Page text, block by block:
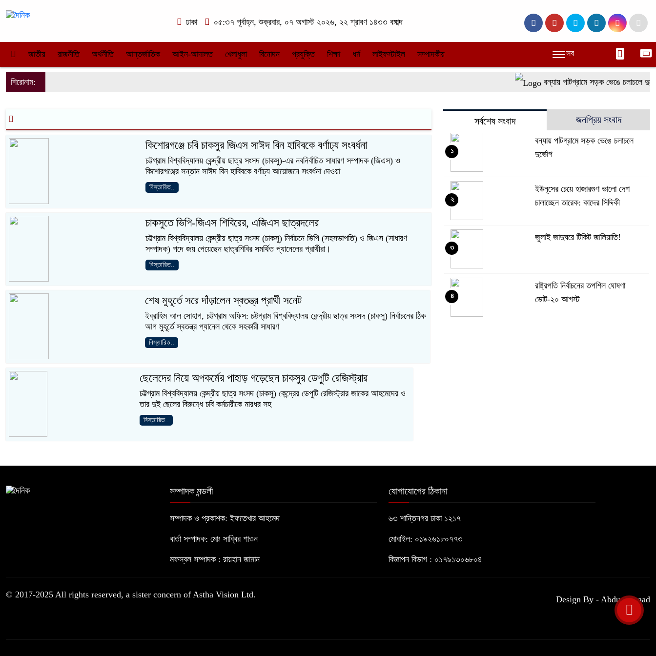
ঢাকা ০৫:৩৭ পূর্বাহ্ন, শুক্রবার, ০৭ অগাস্ট ২০২৬, ২২ শ্রাবণ ১৪৩৩ বঙ্গাব্দ
জাতীয় রাজনীতি অর্থনীতি আন্তর্জাতিক আইন-আদালত খেলাধুলা বিনোদন প্রযুক্তি শিক্ষা ধর্ম লাইফস্টাইল সম্পাদকীয় সব
শিরোনাম: বন্যায় পাটগ্রামে সড়ক ভেঙে চলাচলে দুর্ভোগ
কিশোরগঞ্জে চবি চাকসুর জিএস সাঈদ বিন হাবিবকে বর্ণাঢ্য সংবর্ধনা
চট্টগ্রাম বিশ্ববিদ্যালয় কেন্দ্রীয় ছাত্র সংসদ (চাকসু)-এর নবনির্বাচিত সাধারণ সম্পাদক (জিএস) ও
কিশোরগঞ্জের সন্তান সাঈদ বিন হাবিবকে বর্ণাঢ্য আয়োজনে সংবর্ধনা দেওয়া
বিস্তারিত..
চাকসুতে ভিপি-জিএস শিবিরের, এজিএস ছাত্রদলের
চট্টগ্রাম বিশ্ববিদ্যালয় কেন্দ্রীয় ছাত্র সংসদ (চাকসু) নির্বাচনে ভিপি (সহসভাপতি) ও জিএস (সাধারণ
সম্পাদক) পদে জয় পেয়েছেন ছাত্রশিবির সমর্থিত প্যানেলের প্রার্থীরা।
বিস্তারিত..
শেষ মুহূর্তে সরে দাঁড়ালেন স্বতন্ত্র প্রার্থী সনেট
ইব্রাহিম আল সোহাগ, চট্টগ্রাম অফিস: চট্টগ্রাম বিশ্ববিদ্যালয় কেন্দ্রীয় ছাত্র সংসদ (চাকসু) নির্বাচনের ঠিক
আগ মুহূর্তে স্বতন্ত্র প্যানেল থেকে সহকারী সাধারণ
বিস্তারিত..
ছেলেদের নিয়ে অপকর্মের পাহাড় গড়েছেন চাকসুর ডেপুটি রেজিস্ট্রার
চট্টগ্রাম বিশ্ববিদ্যালয় কেন্দ্রীয় ছাত্র সংসদ (চাকসু) কেন্দ্রের ডেপুটি রেজিস্ট্রার জাকের আহমেদের ও
তার দুই ছেলের বিরুদ্ধে চবি কর্মচারীকে মারধর সহ
বিস্তারিত..
সর্বশেষ সংবাদ জনপ্রিয় সংবাদ
বন্যায় পাটগ্রামে সড়ক ভেঙে চলাচলে
দুর্ভোগ
১
ইউনূসের চেয়ে হাজারগুণ ভালো দেশ
চালাচ্ছেন তারেক: কাদের সিদ্দিকী
২
জুলাই জাদুঘরে টিকিট জালিয়াতি!
৩
রাষ্ট্রপতি নির্বাচনের তপশিল ঘোষণা
ভোট-২০ আগস্ট
৪
৯
ছাত্রদল
সম্পাদক মন্ডলী
সম্পাদক ও প্রকাশক: ইফতেখার আহমেদ
বার্তা সম্পাদক: মোঃ সাব্বির শাওন
মফস্বল সম্পাদক : রায়হান জামান
যোগাযোগের ঠিকানা
৬৩ শান্তিনগর ঢাকা ১২১৭
মোবাইল: ০১৯২৬১৮০৭৭৩
বিজ্ঞাপন বিভাগ : ০১৭৯১৩০৬৮০৪
© 2017-2025 All rights reserved, a sister concern of Astha Vision Ltd. Design By - Abdus Samad